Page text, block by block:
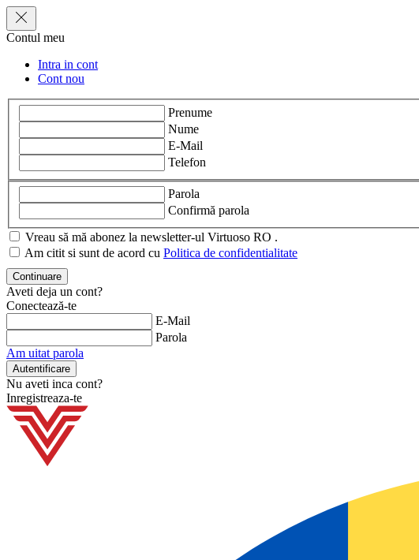
Contul meu
Intra in cont
Cont nou
Prenume
Nume
E-Mail
Telefon
Parola
Confirmă parola
Vreau să mă abonez la newsletter-ul Virtuoso RO .
Am citit si sunt de acord cu Politica de confidentialitate
Aveti deja un cont?
Conectează-te
E-Mail
Parola
Am uitat parola
Nu aveti inca cont?
Inregistreaza-te